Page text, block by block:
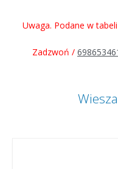
Uwaga. Podane w
Zadzwoń /